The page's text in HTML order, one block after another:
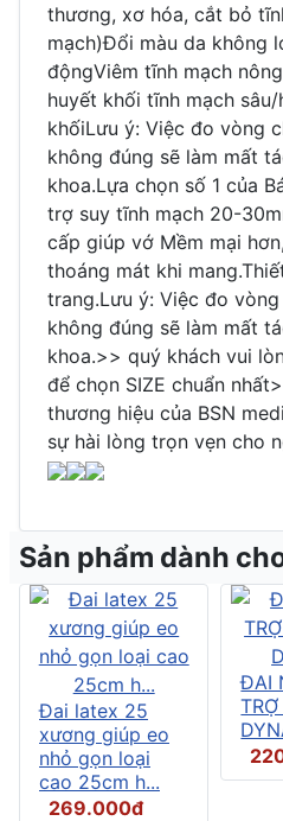
thương, xơ hóa, cắt bỏ
mạch)Đổi màu da không
độngViêm tĩnh mạch
huyết khối tĩnh mạch
khốiLưu ý: Việc đo vòng
không đúng sẽ làm mất
khoa.Lựa chọn số 1 của
trợ suy tĩnh mạch 20-
cấp giúp vớ Mềm mại
thoáng mát khi
trang.Lưu ý: Việc đo
không đúng sẽ làm mất
khoa.>> quý khách vui
để chọn SIZE chuẩn
thương hiệu của BSN
sự hài lòng trọn vẹn cho
Sản phẩm dành
Đai latex 25
xương giúp eo
nhỏ gọn loại
cao 25cm h...
269.000đ
ĐAI